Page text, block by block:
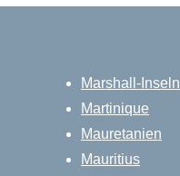
Marshall-Inseln
Martinique
Mauretanien
Mauritius